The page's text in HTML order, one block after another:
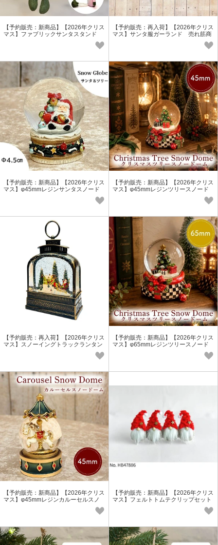
【予約販売：新商品】【2026年クリス
マス】ファブリックサンタスタンド
【予約販売：再入荷】【2026年クリス
マス】サンタ服ガーランド 売れ筋商
【予約販売：新商品】【2026年クリス
マス】φ45mmレジンサンタスノード
【予約販売：新商品】【2026年クリス
マス】φ45mmレジンツリースノード
【予約販売：再入荷】【2026年クリス
マス】スノーイングトラックランタン
【予約販売：新商品】【2026年クリス
マス】φ65mmレジンツリースノード
【予約販売：新商品】【2026年クリス
マス】φ45mmレジンカルーセルスノ
【予約販売：新商品】【2026年クリス
マス】フェルトトムテクリップセット